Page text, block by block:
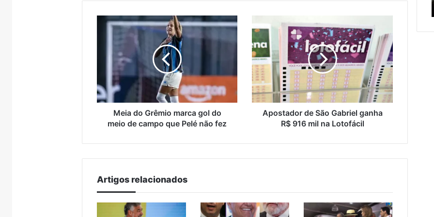
Meia
de
campo
Pelé
fez
Meia do Grêmio marca gol do
meio de campo que Pelé não fez
de
São
Gabriel
ganha
R$
916
mil
na
Lotofácil
Apostador de São Gabriel ganha
R$ 916 mil na Lotofácil
Artigos relacionados
metade
das
compras
manutenção